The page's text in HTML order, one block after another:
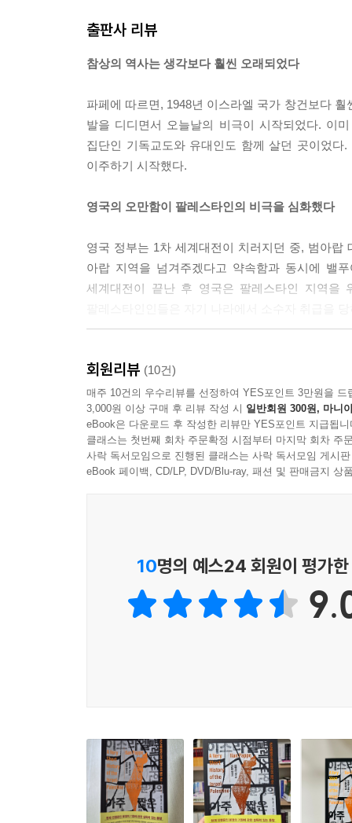
출판사 리뷰
참상의 역사는 생각보다 훨씬 오래되었다
파페에 따르면, 1948년 이스라엘 국가 창건보다
발을 디디면서 오늘날의 비극이 시작되었다. 이
집단인 기독교도와 유대인도 함께 살던 곳이었
이주하기 시작했다.
영국의 오만함이 팔레스타인의 비극을 심화했다
영국 정부는 1차 세계대전이 치러지던 중, 범아랍
아랍 지역을 넘겨주겠다고 약속함과 동시에 밸
세계대전이 끝난 후 영국은 팔레스타인 지역을
오늘날까지 이어지는 분쟁이 무슬림과 유대인
정체성도 없었다는 생각은 잘못되었다. 20세기
시리아의 일부라고 여겼다. 영국은 시온주의 우
사태를 불러왔다. 유대인 공동체는 자유롭게 국
묵인 속에 시온주의 운동은 자체 준군사 집단인
팔레스타인 지역에서는 토지를 구입하면 거
시온주의자들이 토지를 매입하면서, 대대로 농
요구를 받아들일 때까지 공격과 공개적인 망신
1929년 8월, 예루살렘에서 무슬림과 유대인이
수백 년 동안 소수 유대인 집단과 무슬림 공
학살당했다. 충돌은 계속되었으며, 이 일련의
의도적 궁핍화 때문에 도시에는 판자촌이 등장했
회원리뷰 (10건)
매주 10건의 우수리뷰를 선정하여 YES포인트 3만원을 드
3,000원 이상 구매 후 리뷰 작성 시 일반회원 300원, 마니
eBook은 다운로드 후 작성한 리뷰만 YES포인트 지급됩니
클래스는 첫번째 회차 주문확정 시점부터 마지막 회차 주
사락 독서모임으로 진행된 클래스는 사락 독서모임 게시
eBook 페이백, CD/LP, DVD/Blu-ray, 패션 및 판매금지 상
10명의 예스24 회원이 평가